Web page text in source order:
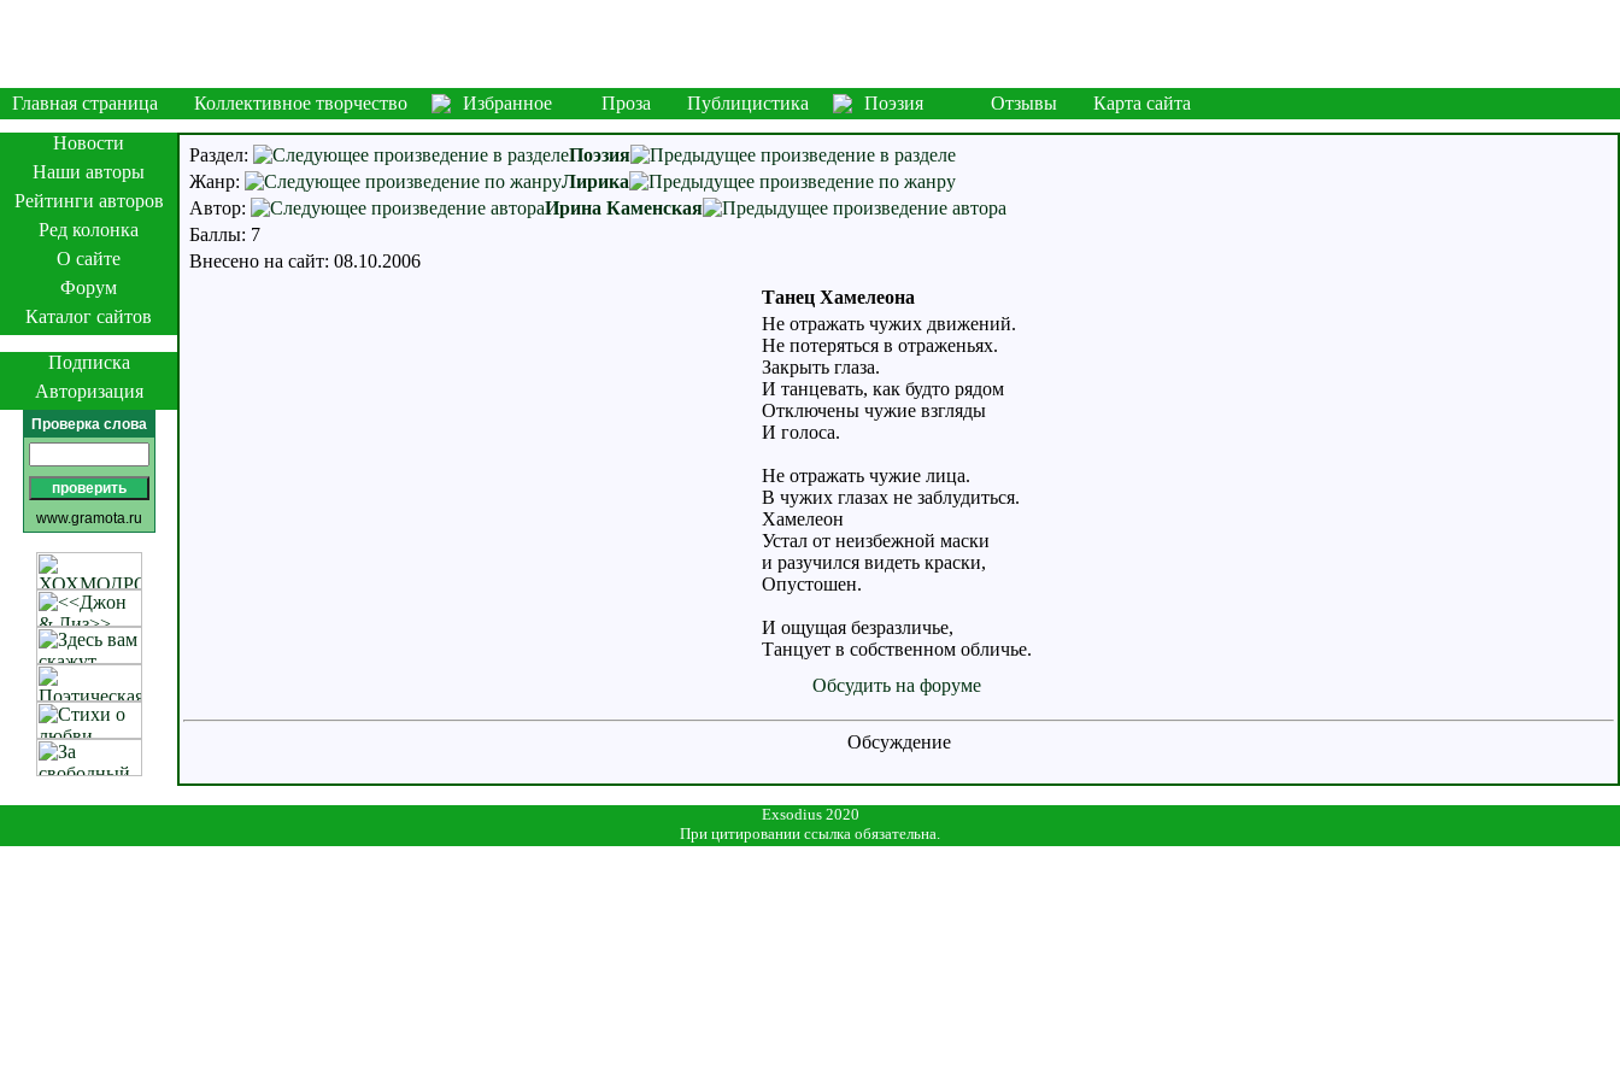
Главная страница Коллективное творчество Избранное Проза Публицистика Поэзия Отзывы
Карта сайта
Новости
Наши авторы
Рейтинги авторов
Ред колонка
О сайте
Форум
Каталог сайтов
Подписка
Авторизация
Проверка слова
www.gramota.ru
Раздел:
Поэзия
Жанр:
Лирика
Автор:
Ирина Каменская
Баллы: 7
Внесено на сайт: 08.10.2006
Танец Хамелеона
Не отражать чужих движений.
Не потеряться в отраженьях.
Закрыть глаза.
И танцевать, как будто рядом
Отключены чужие взгляды
И голоса.
Не отражать чужие лица.
В чужих глазах не заблудиться.
Хамелеон
Устал от неизбежной маски
и разучился видеть краски,
Опустошен.
И ощущая безразличье,
Танцует в собственном обличье.
Обсудить на форуме
Обсуждение
Exsodius 2020
При цитировании ссылка обязательна.